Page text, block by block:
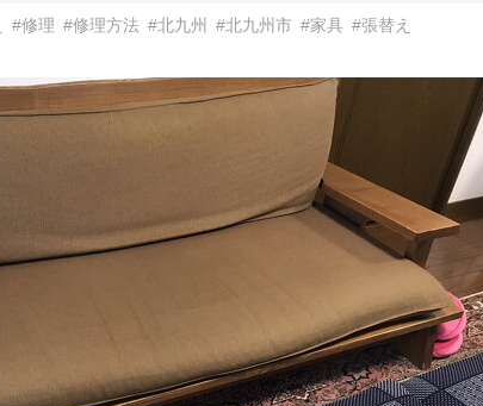
#修理 #修理方法 #北九州 #北九州市 #家具 #張替え